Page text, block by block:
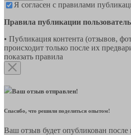
Я согласен с правилами
Правила публикации
• Публикация контента (отзывов,
происходит только после их
показать правила
Ваш отзыв отправлен!
Спасибо, что решили поделиться опытом!
Ваш отзыв будет опубликован